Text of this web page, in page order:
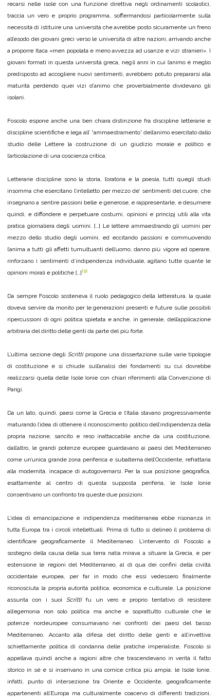
recarsi nelle isole con una funzione direttiva negli ordinamenti scolastici,
traccia un vero e proprio programma, soffermandosi particolarmente sulla
necessità di istituire una università che avrebbe posto sicuramente un freno
all’esodo dei giovani greci verso le università di altre nazioni, arrivando anche
a proporre Itaca «men popolata e meno avvezza ad usanze e vizi stranieri». I
giovani formati in questa università greca, negli anni in cui l’animo è meglio
predisposto ad accogliere nuovi sentimenti, avrebbero potuto prepararsi alla
maturità perdendo quei vizi d’animo che proverbialmente dividevano gli
isolani.
Foscolo espone anche una ben chiara distinzione fra discipline letterarie e
discipline scientifiche e lega all’ “ammaestramento” dell’animo esercitato dallo
studio delle Lettere la costruzione di un giudizio morale e politico e
l’articolazione di una coscienza critica:
Letterarie discipline sono la storia, l’oratoria e la poesia, tutti quegli studi
insomma che esercitano l’intelletto per mezzo de’ sentimenti del cuore, che
insegnano a sentire passioni belle e generose, e rappresentarle, e desumere
quindi, e diffondere e perpetuare costumi, opinioni e principj utili alla vita
pratica giornaliera degli uomini. […] Le lettere ammaestrando gli uomini per
mezzo dello studio degli uomini, ed eccitando passioni e commuovendo
l’anima a tutti gli affetti tumultuanti dell’uomo, danno più vigore ad operare,
rinforzano i sentimenti d’indipendenza individuale, agitano tutte quante le
opinioni morali e politiche […] [9]
Da sempre Foscolo sosteneva il ruolo pedagogico della letteratura, la quale
doveva servire da monito per le generazioni presenti e future sulle possibili
ripercussioni di ogni politica spietata e anche, in generale, dell’applicazione
arbitraria del diritto delle genti da parte del più forte.
L’ultima sezione degli Scrittipropone una dissertazione sulle varie tipologie
di costituzione e si chiude sull’analisi dei fondamenti su cui dovrebbe
realizzarsi quella delle Isole Ionie con chiari riferimenti alla Convenzione di
Parigi.
Da un lato, quindi, paesi come la Grecia e l’Italia stavano progressivamente
maturando l’idea di ottenere il riconoscimento politico dell’indipendenza della
propria nazione, sancito e reso inattaccabile anche da una costituzione,
dall’altro, le grandi potenze europee guardavano ai paesi del Mediterraneo
come un’unica grande zona periferica e subalterna dell’Occidente, refrattaria
alla modernità, incapace di autogovernarsi. Per la sua posizione geografica,
esattamente al centro di questa supposta periferia, le Isole Ionie
consentivano un confronto tra queste due posizioni.
L’idea di emancipazione e indipendenza mediterranea ebbe risonanza in
tutta Europa tra i circoli intellettuali. Prima di tutto si delineò il problema di
identificare geograficamente il Mediterraneo. L’intervento di Foscolo a
sostegno della causa della sua terra natia mirava a situare la Grecia, e per
estensione le regioni del Mediterraneo, al di qua dei confini della civiltà
occidentale europea, per far in modo che essi vedessero finalmente
riconosciuta la propria autorità politica, economica e culturale. La posizione
assunta con i suoi Scrittifu un vero e proprio tentativo di resistere
all’egemonia non solo politica ma anche e soprattutto culturale che le
potenze nordeuropee consumavano nei confronti dei paesi del basso
Mediterraneo. Accanto alla difesa del diritto delle genti e all’invettiva
schiettamente politica di condanna delle pratiche imperialiste, Foscolo si
appellava quindi anche a ragioni altre che trascendevano in verità il fatto
storico in sé e si inserivano in una cornice critica più ampia: le Isole Ionie,
infatti, punto di intersezione tra Oriente e Occidente, geograficamente
appartenenti all’Europa ma culturalmente coacervo di differenti tradizioni,